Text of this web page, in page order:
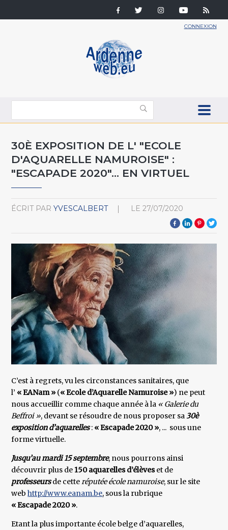
CONNEXION
30È EXPOSITION DE L' "ECOLE
D'AQUARELLE NAMUROISE" :
"ESCAPADE 2020"... EN VIRTUEL
ÉCRIT PAR YVESCALBERT LE 27/07/2020
C’est à regrets, vu les circonstances sanitaires, que
l’ « EANam » (« Ecole d’Aquarelle Namuroise ») ne peut
nous accueillir comme chaque année à la « Galerie du
Beffroi », devant se résoudre de nous proposer sa30è
exposition d’aquarelles: « Escapade 2020 », ... sous une
forme virtuelle.
Jusqu’au mardi 15 septembre, nous pourrons ainsi
découvrir plus de150 aquarelles d’élèveset de
professeursde cetteréputée école namuroise, sur le site
webhttp://www.eanam.be, sous la rubrique
« Escapade 2020 ».
Etant la plus importante école belge d’aquarelles,